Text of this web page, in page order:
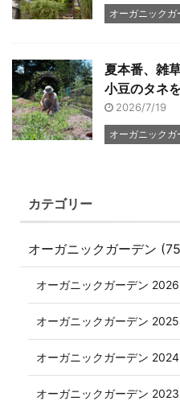
オーガニック
夏本番、雑
小豆のタネ
2026/7/19
オーガニック
カテゴリー
オーガニックガーデン
オーガニックガーデン
オーガニックガーデン
オーガニックガーデン
オーガニックガーデン